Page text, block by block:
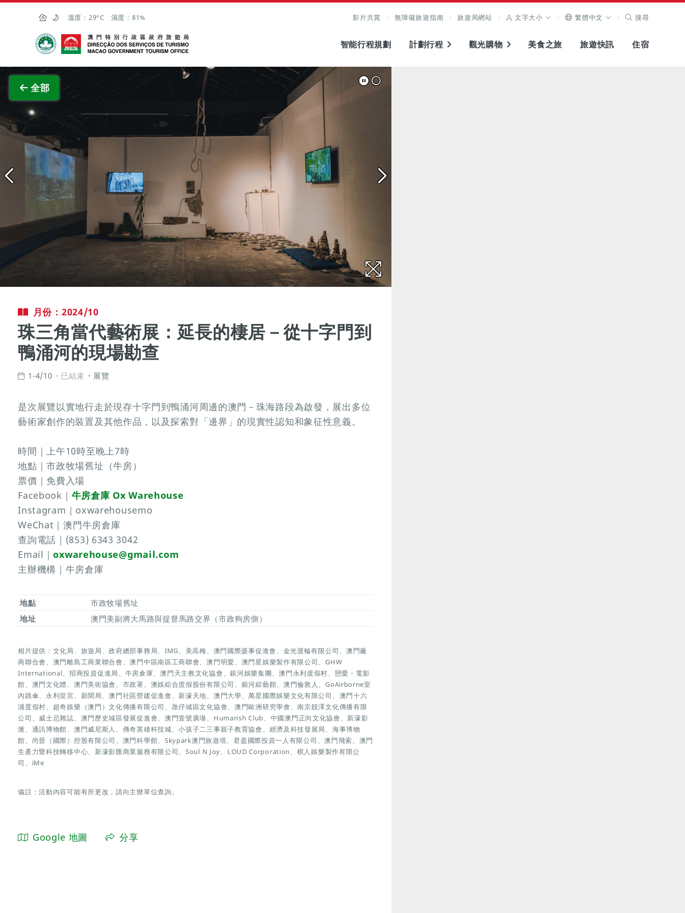
跳至主内容
溫度： 29°C 濕度： 81% 影片共賞 無障礙旅遊指南 旅遊局網站 文字大小 繁體中文 搜尋
澳門特別行政區政府旅遊局
智能行程規劃 計劃行程 觀光購物 美食之旅 旅遊快訊 住宿
全部
查看原圖
月份：2024/10
珠三角當代藝術展：延長的棲居－從十字門到
鴨涌河的現場勘查
1-4/10 已結束 展覽
是次展覽以實地行走於現存十字門到鴨涌河周邊的澳門－珠海路段為啟發，展出多位
藝術家創作的裝置及其他作品，以及探索對「邊界」的現實性認知和象征性意義。
時間｜上午10時至晚上7時
地點｜市政牧場舊址（牛房）
票價｜免費入場
Facebook｜ 牛房倉庫 Ox Warehouse
Instagram｜oxwarehousemo
WeChat｜澳門牛房倉庫
查詢電話｜(853) 6343 3042
Email｜oxwarehouse@gmail.com
主辦機構｜牛房倉庫
地點
市政牧場舊址
地址
澳門美副將大馬路與提督馬路交界（市政狗房側）
相片提供：文化局、旅遊局、政府總部事務局、IMG、美高梅、澳門國際盛事促進會、金光渡輪有限公司、澳門廠
商聯合會、澳門離島工商業聯合會、澳門中區南區工商聯會、澳門明愛、澳門星娛樂製作有限公司、GHW
International、招商投資促進局、牛房倉庫、澳門天主教文化協會、銀河娛樂集團、澳門永利渡假村、戀愛・電影
館、澳門文化體、澳門美術協會、市政署、澳娛綜合度假股份有限公司、銀河綜藝館、澳門倫敦人、GoAirborne室
內跳傘、永利皇宮、新聞局、澳門社區營建促進會、新濠天地、澳門大學、萬星國際娛樂文化有限公司、澳門十六
浦度假村、超奇娛樂（澳門）文化傳播有限公司、氹仔城區文化協會、澳門歐洲研究學會、南京靚澤文化傳播有限
公司、威士忌雜誌、澳門歷史城區發展促進會、澳門壹號廣塲、Humarish Club、中國澳門正向文化協會、新濠影
滙、通訊博物館、澳門威尼斯人、傳奇英雄科技城、小孩子二三事親子教育協會、經濟及科技發展局、海事博物
館、尚晉（國際）控股有限公司、澳門科學館、Skypark澳門旅遊塔、君盈國際投資一人有限公司、澳門飛索、澳門
生產力暨科技轉移中心、新濠影匯商業服務有限公司、Soul N Joy、LOUD Corporation、棋人娛樂製作有限公
司、iMe
備註：活動內容可能有所更改，請向主辦單位查詢。
Google 地圖 分享